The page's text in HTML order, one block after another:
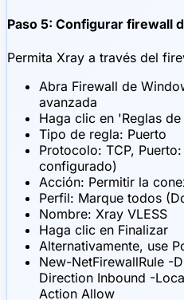
Paso 5: Configurar firewall
Permita Xray a través del
Abra Firewall de
avanzada
Haga clic en 'Reglas
Tipo de regla: Puerto
Protocolo: TCP,
configurado)
Acción: Permitir la
Perfil: Marque todos
Nombre: Xray VLESS
Haga clic en Finalizar
Alternativamente, use
New-NetFirewallRule -
Direction Inbound -
Action Allow